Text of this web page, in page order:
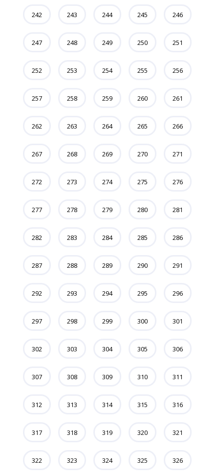
242 243 244 245 246
247 248 249 250 251
252 253 254 255 256
257 258 259 260 261
262 263 264 265 266
267 268 269 270 271
272 273 274 275 276
277 278 279 280 281
282 283 284 285 286
287 288 289 290 291
292 293 294 295 296
297 298 299 300 301
302 303 304 305 306
307 308 309 310 311
312 313 314 315 316
317 318 319 320 321
322 323 324 325 326